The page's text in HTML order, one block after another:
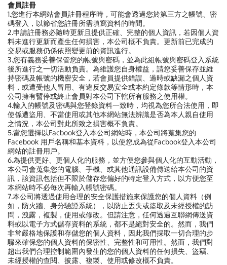
會員註冊
1.您進行本網站會員註冊程序時，可能會透過您於第三方之帳號、密
碼登入，以節省您註冊所需填寫資料的時間。
2.申請註冊務必隨時更新且提供正確、完整的個人資訊，若因個人資
料未進行更新而產生任何損害，本公司概不負責。更新前已完成的
交易或服務仍係依照變更前的資訊進行。
3.您有義務妥善保管您的帳號與密碼，並為此組帳號與密碼登入系統
後所進行之一切活動負責。為維護您自身權益，請您妥善保存並維
持密碼及帳號的機密安全，若會員提供錯誤、過時或缺漏之個人資
料，或遭受他人冒用、有違反交易安全或本約定條款等情形時，本
公司擁有暫停或終止會員對本公司下轄所有服務之使用權。
4.輸入的帳號及密碼與您登錄資料一致時，均視為您所合法使用，即
使係遭盜用、不當使用或其他本網站無法辨識是否為本人親自使用
之情況，本公司對此所致之損害概不負責。
5.當您選擇以Facbook登入本公司網站時，本公司將蒐集您的
Facebook 用戶名稱和基本資料，以使您成為從Facbook登入本公司
網站的註冊用戶。
6.為提供更好、更個人化的服務，並方便您參與個人化的互動活動，
本公司會蒐集您的電腦、手機、或其他通訊設備傳送給本公司的資
訊，該資訊包括但不限於儲存您偏好的特定登入方式，以方便您至
本網站時不必每次再輸入帳號密碼。
7.本公司將透過使用合理的安全保護措施來保護您的個人資料（例
如，防火牆、身分驗證系統），以防止丟失或盜取及未經授權的訪
問，洩露，複製，使用或修改。但請注意，任何透過互聯網傳送資
料或以電子方式儲存資料的系統，都不是絕對安全的。然而，我們
非常嚴格地保護和存儲您的個人資料，因此我們採取一切合理的步
驟來確保您的個人資料的保密性、完整性和可用性。然而，我們對
超出我們合理控制範圍內發生的您的個人資料的任何損失、盜竊、
未經授權的查閱、披露、複製、使用或修改概不負責。